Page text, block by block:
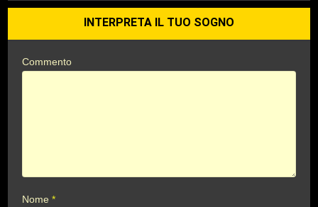
INTERPRETA IL TUO SOGNO
Commento
Nome*